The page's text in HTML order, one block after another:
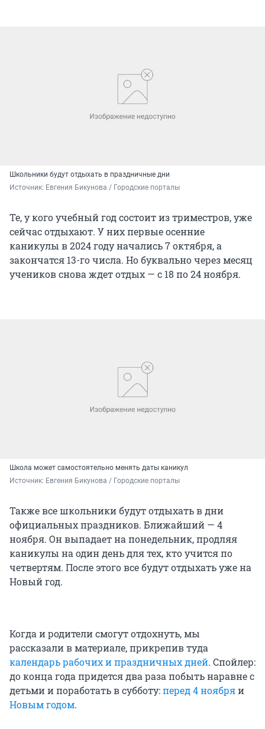
Школьники будут отдыхать в праздничные дни
Источник: Евгения Бикунова / Городские порталы
Те, у кого учебный год состоит из триместров, уже
сейчас отдыхают. У них первые осенние
каникулы в 2024 году начались 7 октября, а
закончатся 13-го числа. Но буквально через месяц
учеников снова ждет отдых — с 18 по 24 ноября.
Школа может самостоятельно менять даты каникул
Источник: Евгения Бикунова / Городские порталы
Также все школьники будут отдыхать в дни
официальных праздников. Ближайший — 4
ноября. Он выпадает на понедельник, продляя
каникулы на один день для тех, кто учится по
четвертям. После этого все будут отдыхать уже на
Новый год.
Когда и родители смогут отдохнуть, мы
рассказали в материале, прикрепив туда
календарь рабочих и праздничных дней. Спойлер:
до конца года придется два раза побыть наравне с
детьми и поработать в субботу:перед 4 ноябряи
Новым годом.